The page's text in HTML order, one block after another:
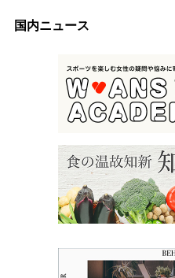
国内ニュース